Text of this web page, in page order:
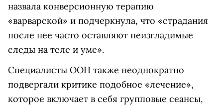
назвала конверсионную терапию
«варварской» и подчеркнула, что «страдания
после нее часто оставляют неизгладимые
следы на теле и уме».
Специалисты ООН также неоднократно
подвергали критике подобное «лечение»,
которое включает в себя групповые сеансы,